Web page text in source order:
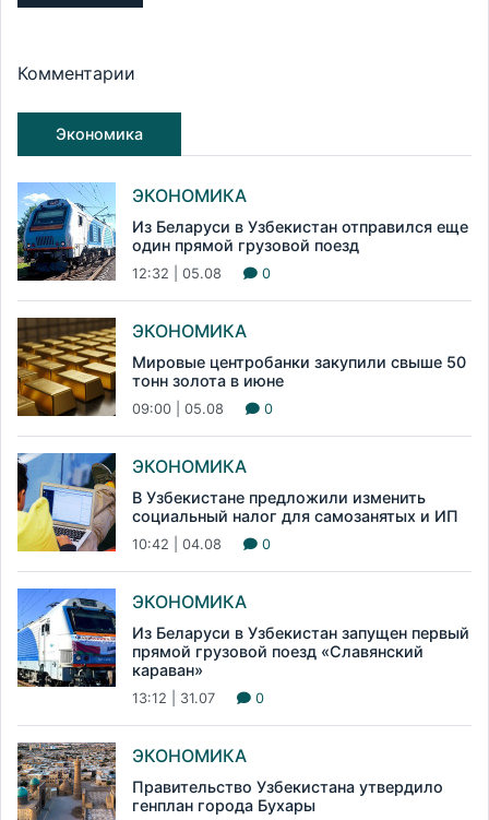
Комментарии
Экономика
ЭКОНОМИКА
Из Беларуси в Узбекистан отправился еще
один прямой грузовой поезд
12:32 | 05.08 0
ЭКОНОМИКА
Мировые центробанки закупили свыше 50
тонн золота в июне
09:00 | 05.08 0
ЭКОНОМИКА
В Узбекистане предложили изменить
социальный налог для самозанятых и ИП
10:42 | 04.08 0
ЭКОНОМИКА
Из Беларуси в Узбекистан запущен первый
прямой грузовой поезд «Славянский
караван»
13:12 | 31.07 0
ЭКОНОМИКА
Правительство Узбекистана утвердило
генплан города Бухары